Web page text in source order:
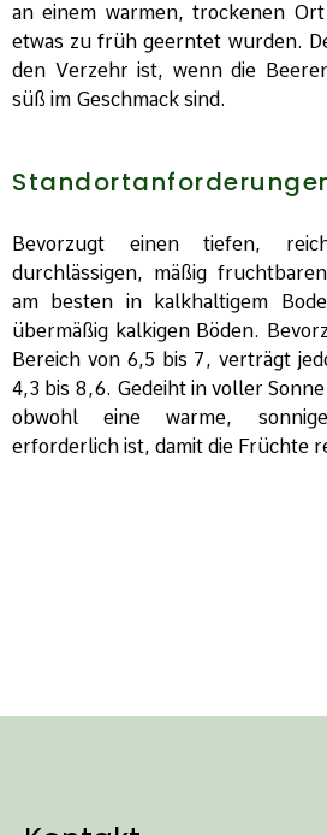
an einem warmen, trockenen
etwas zu früh geerntet wurden.
den Verzehr ist, wenn die
süß im Geschmack sind.
Bevorzugt einen tiefen,
durchlässigen, mäßig
am besten in kalkhaltigem
übermäßig kalkigen Böden.
Bereich von 6,5 bis 7, verträgt
4,3 bis 8,6. Gedeiht in voller
obwohl eine warme,
erforderlich ist, damit die Früchte